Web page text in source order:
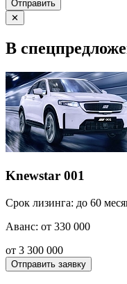
Отправить
✕
В
Knewstar 001
Срок лизинга: до 60
Аванс: от 330 000
от 3 300 000
Отправить заявку